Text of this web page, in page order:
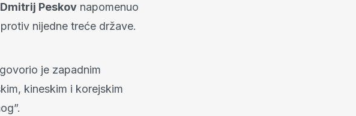
Dmitrij Peskov napomenuo
nijedne treće države.
je zapadnim
kineskim i korejskim